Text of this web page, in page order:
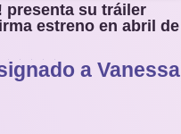
presenta su tráiler
estreno en abril de
a Vanessa